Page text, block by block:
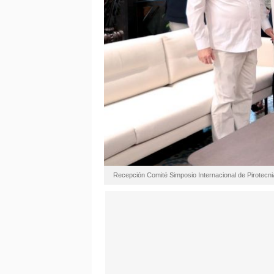
Recepción Comité Simposio Internacional de